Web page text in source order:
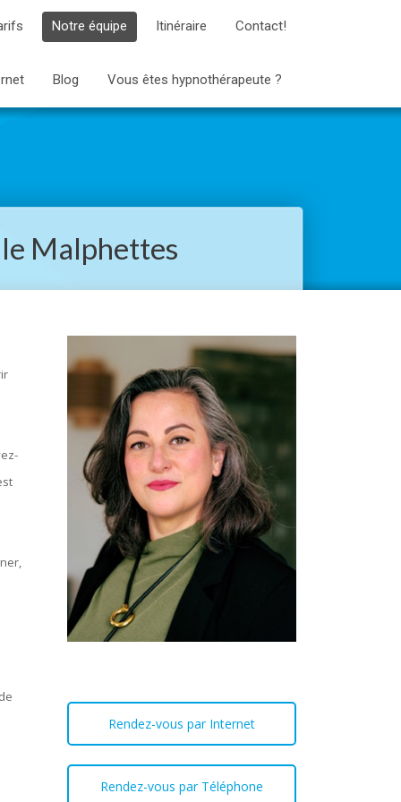
Notre équipe Itinéraire Contact!
Blog Vous êtes hypnothérapeute ?
Malphettes
Rendez-vous par Internet
Rendez-vous par Téléphone